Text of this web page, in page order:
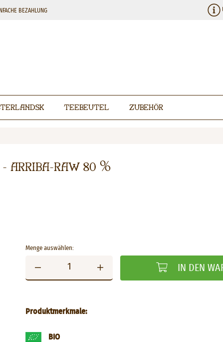
BEZAHLUNG
Teebeutel Zubehör
Arriba-Raw 80 %
Menge auswählen:
IN DEN
Produktmerkmale:
BIO